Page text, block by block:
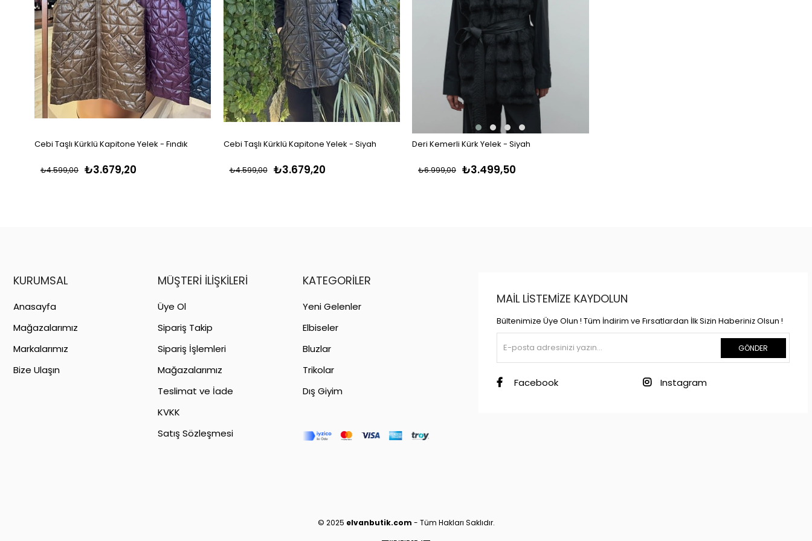
Cebi Taşlı Kürklü Kapitone Yelek - Fındık
₺3.679,20
₺4.599,00
Cebi Taşlı Kürklü Kapitone Yelek - Siyah
₺3.679,20
₺4.599,00
Deri Kemerli Kürk Yelek - Siyah
₺3.499,50
₺6.999,00
KURUMSAL
Anasayfa
Mağazalarımız
Markalarımız
Bize Ulaşın
MÜŞTERI İLIŞKILERI
Üye Ol
Sipariş Takip
Sipariş İşlemleri
Mağazalarımız
Teslimat ve İade
KVKK
Satış Sözleşmesi
KATEGORILER
Yeni Gelenler
Elbiseler
Bluzlar
Trikolar
Dış Giyim
MAIL LISTEMIZE KAYDOLUN
Bültenimize Üye Olun ! Tüm İndirim ve Fırsatlardan İlk Sizin Haberiniz Olsun !
GÖNDER
Facebook Instagram
© 2025 elvanbutik.com - Tüm Hakları Saklıdır.